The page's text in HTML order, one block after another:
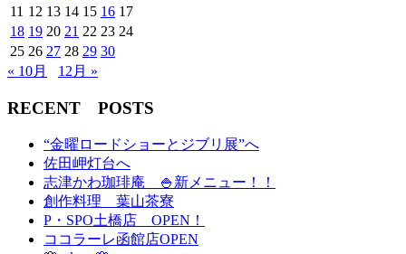
11 12 13 14 15 16 17
18 19 20 21 22 23 24
25 26 27 28 29 30
« 10月
12月 »
RECENT POSTS
“金曜ロードショーとジブリ展”へ
佐田岬灯台へ
志津かわ珈琲庵 🍚新メニュー！！
創作料理 葉山茶寮
P・SPO土橋店 OPEN！
ココラーレ函館店OPEN